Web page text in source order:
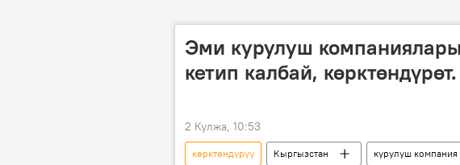
Эми курулуш
кетип калбай,
2 Кулжа, 10:53
көрктөндүрүү Кыргызстан курулуш компания